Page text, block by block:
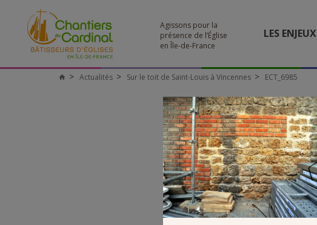
Agissons pour la
présence de l’Église
en Île-de-France
LES ENJEUX
Chantiers
Actualités Sur le toit de Saint-Louis à Vincennes ECT_6985